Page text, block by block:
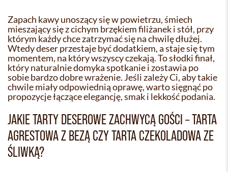
Zapach kawy unoszący się w powietrzu, śmiech
mieszający się z cichym brzękiem filiżanek i stół, przy
którym każdy chce zatrzymać się na chwilę dłużej.
Wtedy deser przestaje być dodatkiem, a staje się tym
momentem, na który wszyscy czekają. To słodki finał,
który naturalnie domyka spotkanie i zostawia po
sobie bardzo dobre wrażenie. Jeśli zależy Ci, aby takie
chwile miały odpowiednią oprawę, warto sięgnąć po
propozycje łączące elegancję, smak i lekkość podania.
JAKIE TARTY DESEROWE ZACHWYCĄ GOŚCI – TARTA
AGRESTOWA Z BEZĄ CZY TARTA CZEKOLADOWA ZE
ŚLIWKĄ?